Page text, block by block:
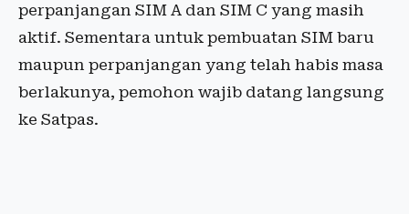
perpanjangan SIM A dan SIM C yang masih
aktif. Sementara untuk pembuatan SIM baru
maupun perpanjangan yang telah habis masa
berlakunya, pemohon wajib datang langsung
ke Satpas.